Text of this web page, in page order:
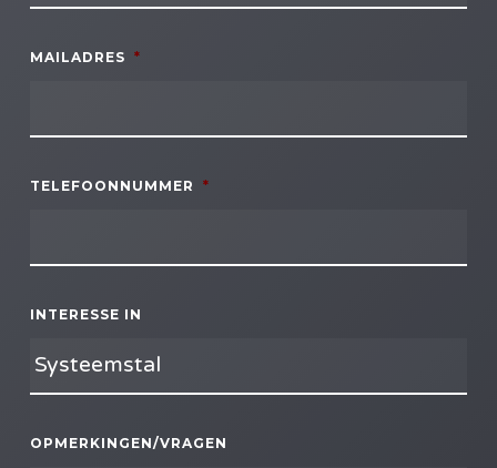
MAILADRES *
TELEFOONNUMMER *
INTERESSE IN
OPMERKINGEN/VRAGEN